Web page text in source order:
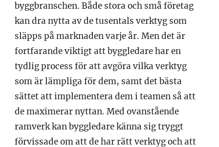
byggbranschen. Både stora och små företag
kan dra nytta av de tusentals verktyg som
släpps på marknaden varje år. Men det är
fortfarande viktigt att byggledare har en
tydlig process för att avgöra vilka verktyg
som är lämpliga för dem, samt det bästa
sättet att implementera dem i teamen så att
de maximerar nyttan. Med ovanstående
ramverk kan byggledare känna sig tryggt
förvissade om att de har rätt verktyg och att